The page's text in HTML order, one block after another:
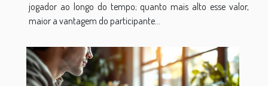
jogador ao longo do tempo; quanto mais alto esse valor,
maior a vantagem do participante...